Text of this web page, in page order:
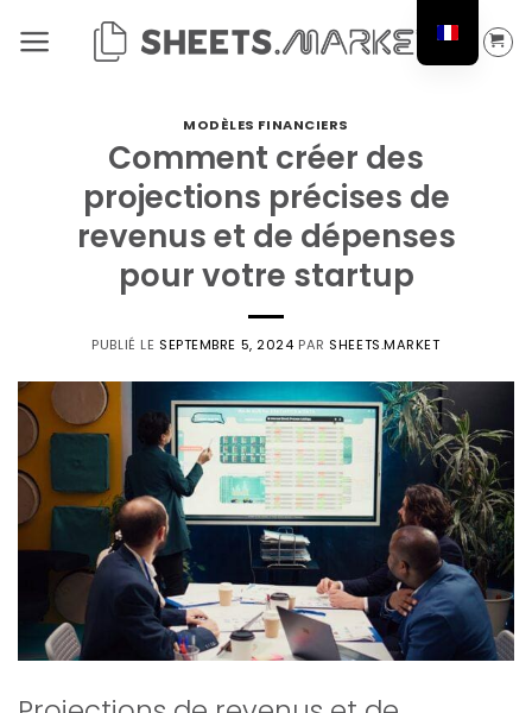
au
MODÈLES FINANCIERS
Comment créer des
projections précises de
revenus et de dépenses
pour votre startup
PUBLIÉ LE SEPTEMBRE 5, 2024 PAR SHEETS.MARKET